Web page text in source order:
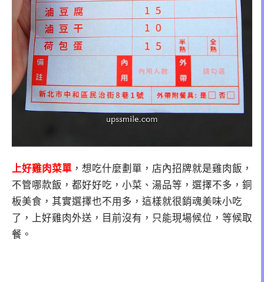
上好雞肉菜單 ，想吃什麼劃單，店內招牌就是雞肉飯，
不管哪款飯，都好好吃，小菜、湯品等，選擇不多，銅
板美食，其實選擇也不用多，這樣就很銷魂美味小吃
了，上好雞肉外送，目前沒有，只能現場候位，等候取
餐。